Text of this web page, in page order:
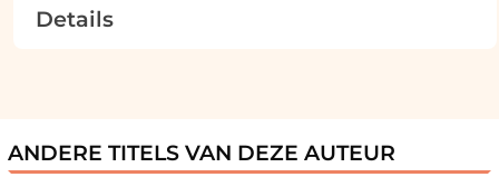
Details
ANDERE TITELS VAN DEZE AUTEUR